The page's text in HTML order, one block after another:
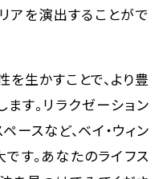
アを演出することがで
を生かすことで、より豊
す。リラクゼーション
ースなど、ベイ・ウィン
す。あなたのライフス